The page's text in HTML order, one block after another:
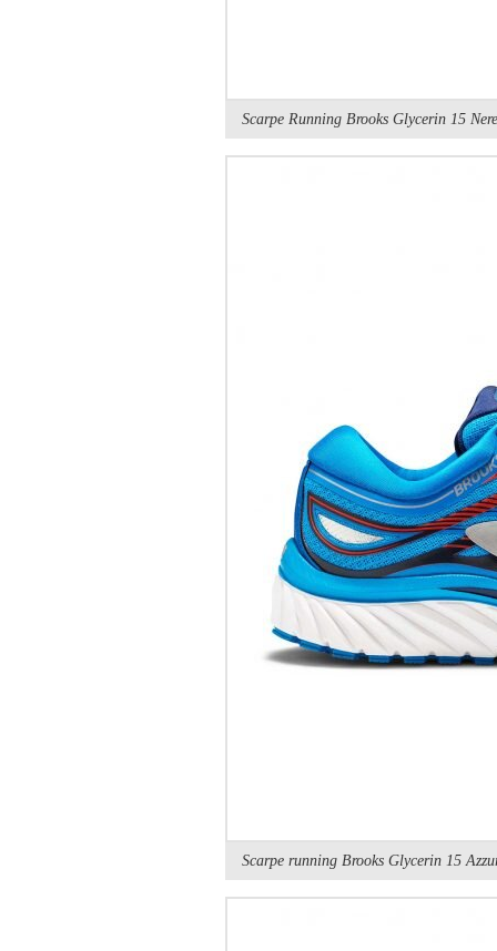
Scarpe Running Brooks Glycerin 15 Nere
Scarpe running Brooks Glycerin 15